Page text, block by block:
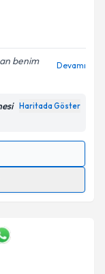
benim
Devamı
Haritada Göster